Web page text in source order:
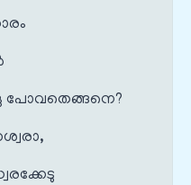
പോവതെങ്ങനെ?